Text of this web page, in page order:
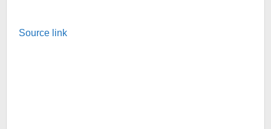
Source link